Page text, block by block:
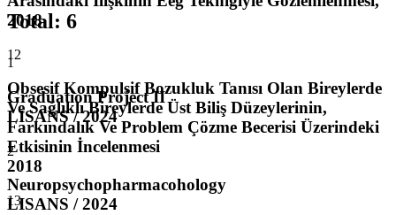
2018
12
Obsesif Kompulsif Bozukluk Tanısı Olan Bireylerde
Ve Sağlıklı Bireylerde Üst Biliş Düzeylerinin,
Farkındalık Ve Problem Çözme Becerisi Üzerindeki
Etkisinin İncelenmesi
2018
13
Total : 6
1
Graduation Project II
LISANS / 2024
2
Neuropsychopharmacohology
LISANS / 2024